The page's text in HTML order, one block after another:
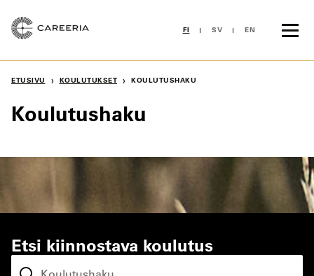
sisältöön
FI SV EN
ETUSIVU › KOULUTUKSET › KOULUTUSHAKU
Koulutushaku
Etsi kiinnostava koulutus